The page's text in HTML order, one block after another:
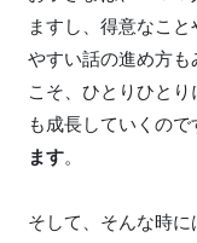
ますし、得意なこ
やすい話の進め方
こそ、ひとりひと
も成長していくので
ます。
そして、そんな時